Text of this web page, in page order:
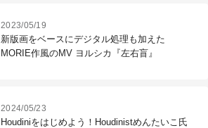
2023/05/19
新版画をベースにデジタル処理も加えた
MORIE作風のMV ヨルシカ『左右盲』
2024/05/23
Houdiniをはじめよう！Houdinistめんたいこ氏